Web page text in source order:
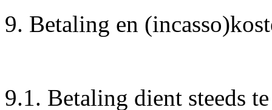
9. Betaling en
9.1. Betaling dient steeds